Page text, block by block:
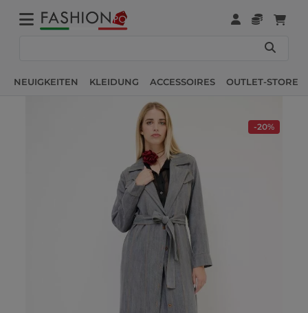
NEUIGKEITEN KLEIDUNG ACCESSOIRES OUTLET-STORE
-20%